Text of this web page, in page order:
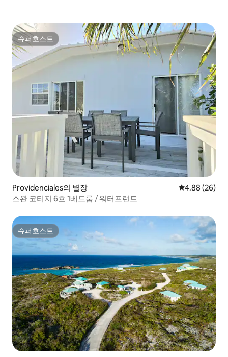
슈퍼호스트
슈퍼호스트
Providenciales의 별장 평점 4.88점(5
4.88 (26)
스완 코티지 6호 1베드룸 / 워터프런트
슈퍼호스트
슈퍼호스트